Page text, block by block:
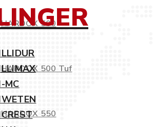
HARDOX 500
HARDOX 500 Tuf
HARDOX 550
MC